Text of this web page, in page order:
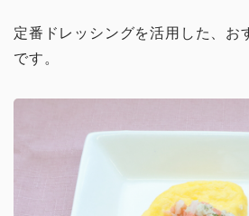
定番ドレッシングを活用した、お
です。